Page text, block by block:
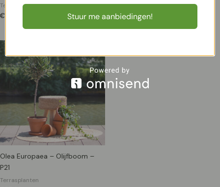
Terrasplanten
€13,99
€25,99
Olea Europaea – Olijfboom –
P21
Terrasplanten
Stuur me aanbiedingen!